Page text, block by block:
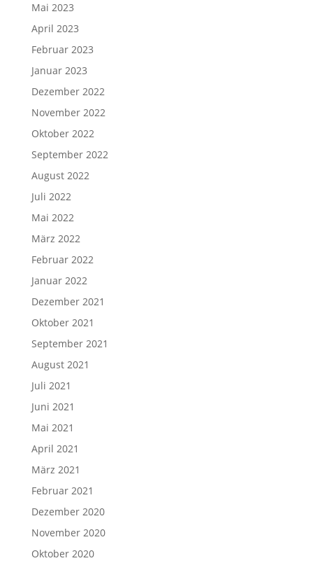
Mai 2023
April 2023
Februar 2023
Januar 2023
Dezember 2022
November 2022
Oktober 2022
September 2022
August 2022
Juli 2022
Mai 2022
März 2022
Februar 2022
Januar 2022
Dezember 2021
Oktober 2021
September 2021
August 2021
Juli 2021
Juni 2021
Mai 2021
April 2021
März 2021
Februar 2021
Dezember 2020
November 2020
Oktober 2020